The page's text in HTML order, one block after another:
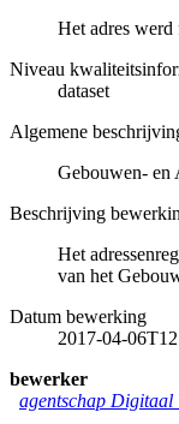
Het adres werd
Niveau
dataset
Algemene
Gebouwen- en
Beschrijving
Het
van het
Datum bewerking
2017-04-
bewerker
agentschap Digitaal